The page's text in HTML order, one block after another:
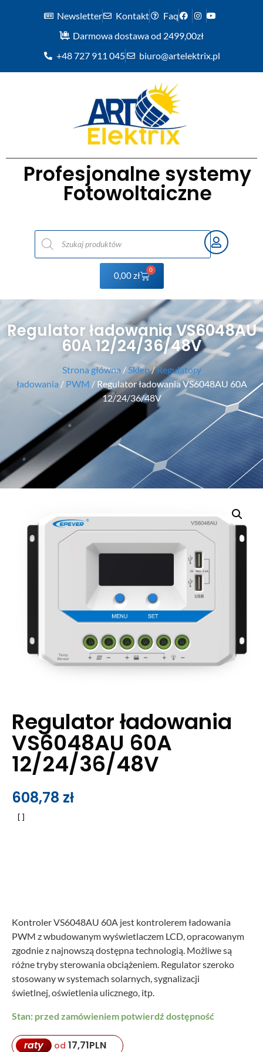
Newsletter Kontakt
Faq
Darmowa dostawa od 2499,00zł
+48 727 911 045
biuro@artelektrix.pl
Profesjonalne systemy
Fotowoltaiczne
0,00zł
0
Regulator ładowania VS6048AU
60A 12/24/36/48V
Strona główna / Sklep/Regulatory
ładowania / PWM / Regulator ładowania VS6048AU 60A
12/24/36/48V
Regulator ładowania
VS6048AU 60A
12/24/36/48V
608,78 zł
Kontroler VS6048AU 60A jest kontrolerem ładowania
PWM z wbudowanym wyświetlaczem LCD, opracowanym
zgodnie z najnowszą dostępna technologią. Możliwe są
różne tryby sterowania obciążeniem. Regulator szeroko
stosowany w systemach solarnych, sygnalizacji
świetlnej, oświetlenia ulicznego, itp.
Stan: przed zamówieniem potwierdź dostępność
raty od 17,71PLN